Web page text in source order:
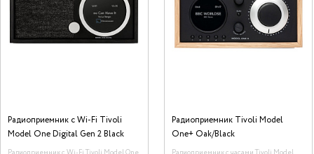
Радиоприемник с Wi-Fi Tivoli
Model One Digital Gen 2 Black
Радиоприемник Tivoli Model
One+ Oak/Black